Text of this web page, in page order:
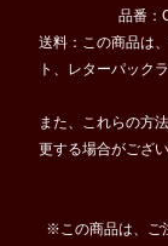
品番：
送料：この商品は
ト、レターパック
また、これらの方
更する場合がござ
※この商品は、ご